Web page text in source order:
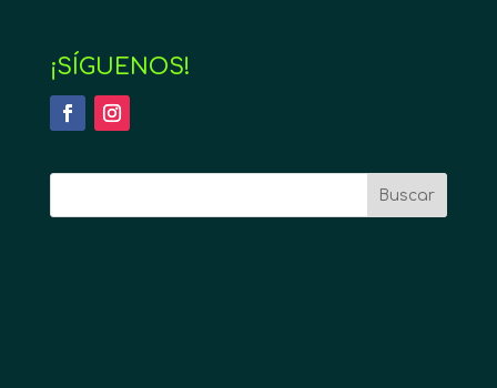
¡SÍGUENOS!
Buscar